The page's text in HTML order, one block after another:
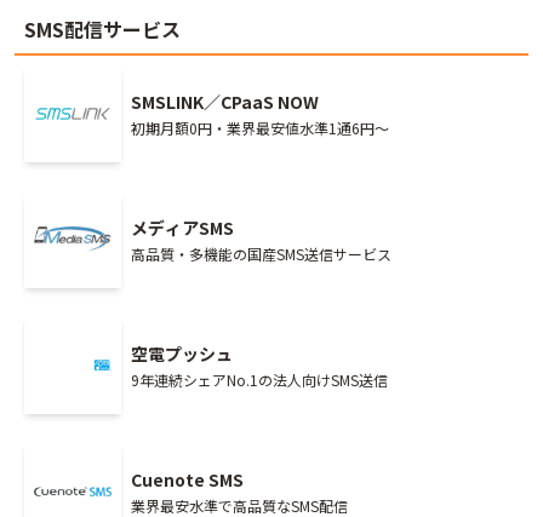
SMS配信サービス
SMSLINK／CPaaS NOW
初期月額0円・業界最安値水準1通6円～
メディアSMS
高品質・多機能の国産SMS送信サービス
空電プッシュ
9年連続シェアNo.1の法人向けSMS送信
Cuenote SMS
業界最安水準で高品質なSMS配信